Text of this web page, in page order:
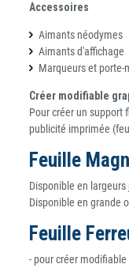
Accessoires
Aimants néodymes
Aimants d'affichage
Marqueurs et porte-
Créer modifiable
Pour créer un support
publicité imprimée
Feuille
Disponible en
Disponible en grande
Feuille
- pour créer